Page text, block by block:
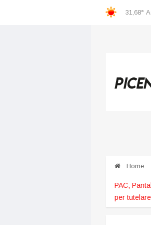
31,68°
Home
PAC,
per